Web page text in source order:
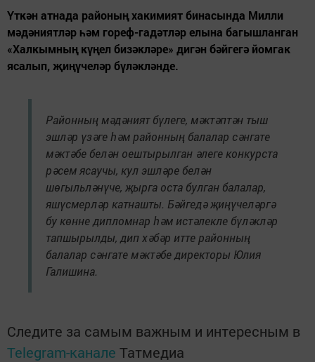
Үткән атнада районың хакимият бинасында Милли
мәдәниятләр һәм гореф-гадәтләр елына багышланган
«Халкымның күңел бизәкләре» дигән бәйгегә йомгак
ясалып, җиңүчеләр бүләкләнде.
Районның мәдәният бүлеге, мәктәптән тыш
эшләр үзәге һәм районның балалар сәнгате
мәктәбе белән оештырылган әлеге конкурста
рәсем ясаучы, кул эшләре белән
шөгыльләнүче, җырга оста булган балалар,
яшүсмерләр катнашты. Бәйгедә җиңүчеләргә
бу көнне дипломнар һәм истәлекле бүләкләр
тапшырылды, дип хәбәр итте районның
балалар сәнгате мәктәбе директоры Юлия
Галишина.
Следите за самым важным и интересным в
Telegram-канале Татмедиа